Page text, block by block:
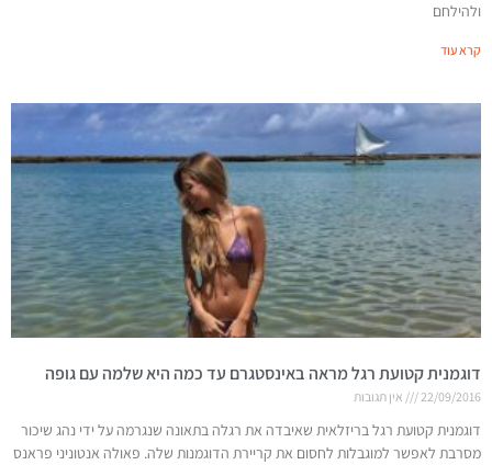
ולהילחם
קרא עוד
דוגמנית קטועת רגל מראה באינסטגרם עד כמה היא שלמה עם גופה
22/09/2016 אין תגובות
דוגמנית קטועת רגל בריזלאית שאיבדה את רגלה בתאונה שנגרמה על ידי נהג שיכור
מסרבת לאפשר למוגבלות לחסום את קריירת הדוגמנות שלה. פאולה אנטוניני פראנס